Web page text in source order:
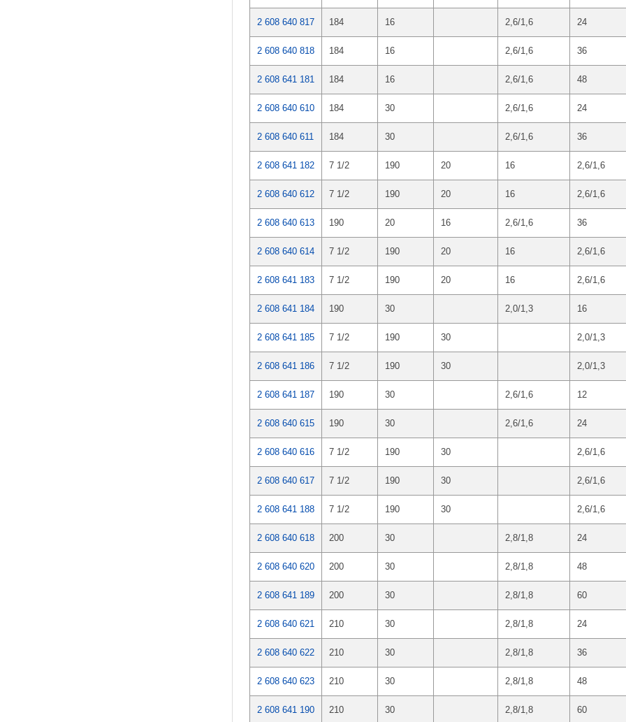
2 608 640 817 184 16 2,6/1,6 24
2 608 640 818 184 16 2,6/1,6 36
2 608 641 181 184 16 2,6/1,6 48
2 608 640 610 184 30 2,6/1,6 24
2 608 640 611 184 30 2,6/1,6 36
2 608 641 182 7 1/2 190 20 16 2,6/1,6
2 608 640 612 7 1/2 190 20 16 2,6/1,6
2 608 640 613 190 20 16 2,6/1,6 36
2 608 640 614 7 1/2 190 20 16 2,6/1,6
2 608 641 183 7 1/2 190 20 16 2,6/1,6
2 608 641 184 190 30 2,0/1,3 16
2 608 641 185 7 1/2 190 30 2,0/1,3
2 608 641 186 7 1/2 190 30 2,0/1,3
2 608 641 187 190 30 2,6/1,6 12
2 608 640 615 190 30 2,6/1,6 24
2 608 640 616 7 1/2 190 30 2,6/1,6
2 608 640 617 7 1/2 190 30 2,6/1,6
2 608 641 188 7 1/2 190 30 2,6/1,6
2 608 640 618 200 30 2,8/1,8 24
2 608 640 620 200 30 2,8/1,8 48
2 608 641 189 200 30 2,8/1,8 60
2 608 640 621 210 30 2,8/1,8 24
2 608 640 622 210 30 2,8/1,8 36
2 608 640 623 210 30 2,8/1,8 48
2 608 641 190 210 30 2,8/1,8 60